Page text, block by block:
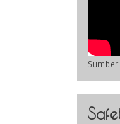
Sumber: